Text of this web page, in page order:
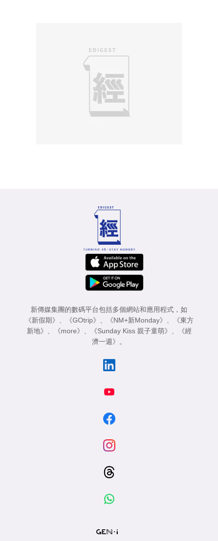
新傳媒集團的數碼平台包括多個網站和應用程式，如
《新假期》
《GOtrip》 《NM+新Monday》
《東方
新地》
《more》 《Sunday Kiss 親子童萌》
《經
濟一週》
。